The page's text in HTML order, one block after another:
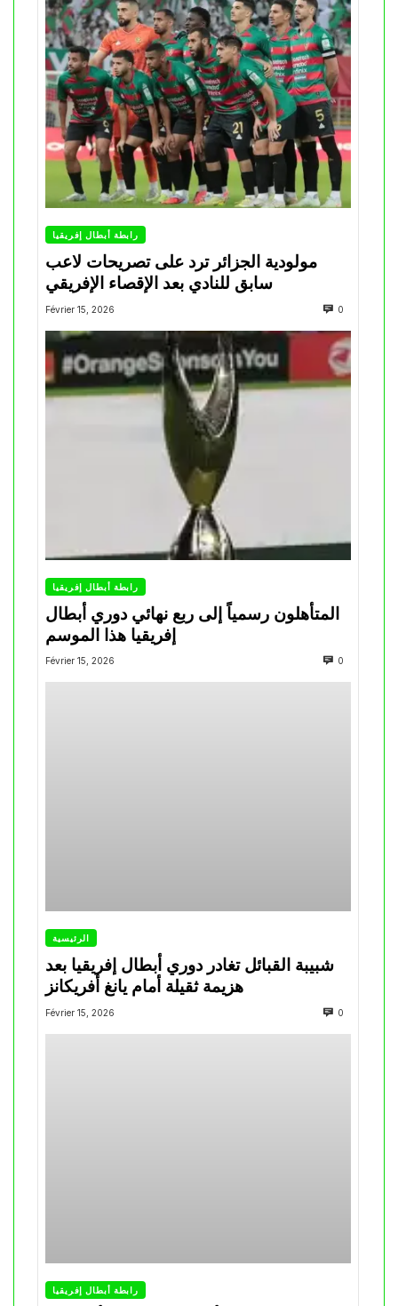
رابطة أبطال إفريقيا
مولودية الجزائر ترد على تصريحات لاعب
سابق للنادي بعد الإقصاء الإفريقي
Février 15, 2026 0
رابطة أبطال إفريقيا
المتأهلون رسمياً إلى ربع نهائي دوري أبطال
إفريقيا هذا الموسم
Février 15, 2026 0
الرئيسية
شبيبة القبائل تغادر دوري أبطال إفريقيا بعد
هزيمة ثقيلة أمام يانغ أفريكانز
Février 15, 2026 0
رابطة أبطال إفريقيا